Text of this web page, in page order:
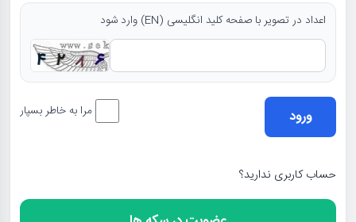
اعداد در تصویر با صفحه کلید انگلیسی (EN) وارد شود
مرا به خاطر بسپار
حساب کاربری ندارید؟